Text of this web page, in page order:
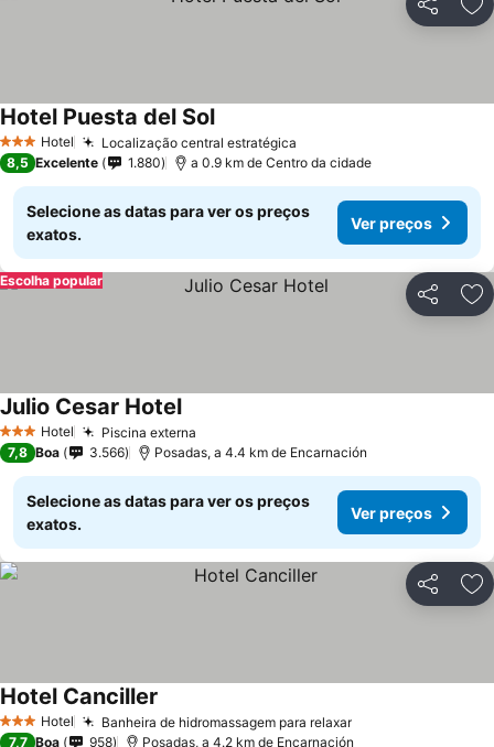
Partilhar
3 EstrelasHotel Localização central estratégica
Hotel Puesta del Sol
8,5 Excelente 1.880 a 0.9 km de Centro da cidade
Selecione as datas para ver os preços
exatos.
Ver preços
Partilhar
Escolha popular
3 EstrelasHotel Piscina externa
Julio Cesar Hotel
7,8 Boa 3.566 Posadas, a 4.4 km de Encarnación
Selecione as datas para ver os preços
exatos.
Ver preços
Partilhar
3 EstrelasHotel Banheira de hidromassagem para relaxar
Hotel Canciller
7,7 Boa 958 Posadas, a 4.2 km de Encarnación